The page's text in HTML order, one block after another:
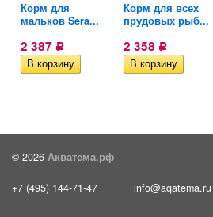
Корм для
мальков Sera...
2 387 Р
Корм для всех
прудовых рыб...
2 358 Р
© 2026 Акватема.рф
+7 (495) 144-71-47 info@aqatema.ru